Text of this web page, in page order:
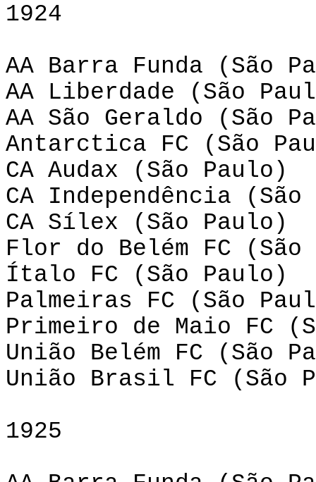
1924
AA Barra Funda (São
AA Liberdade (São
AA São Geraldo (São
Antarctica FC (São
CA Audax (São Paulo)
CA Independência
CA Sílex (São Paulo)
Flor do Belém FC (São
Ítalo FC (São Paulo)
Palmeiras FC (São
Primeiro de Maio FC
União Belém FC (São
União Brasil FC (São
1925